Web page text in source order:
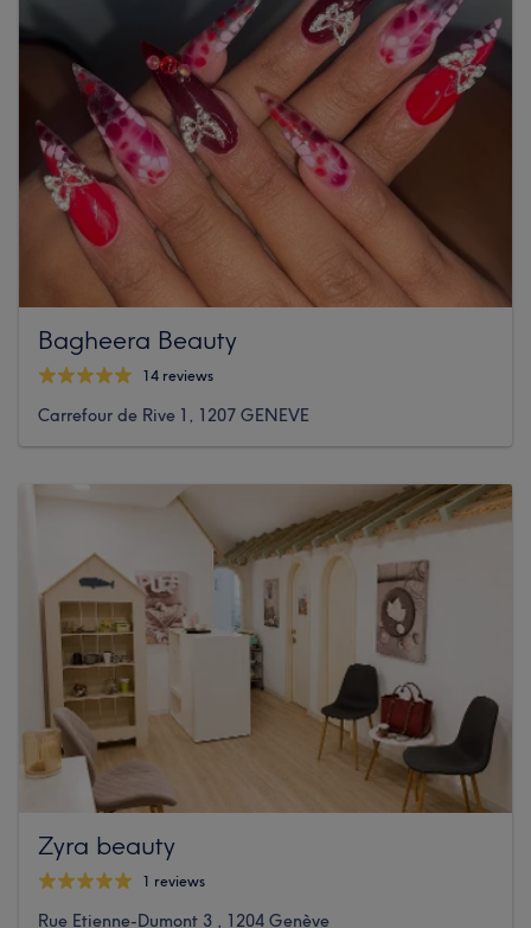
Bagheera Beauty
14 reviews
Carrefour de Rive 1, 1207 GENEVE
Zyra beauty
1 reviews
Rue Etienne-Dumont 3 , 1204 Genève